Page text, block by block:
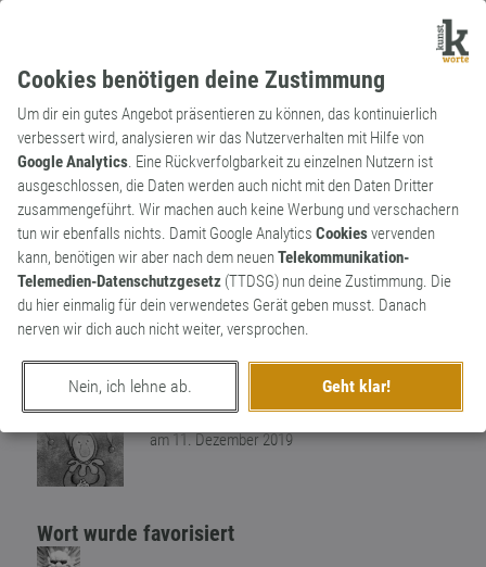
Cookies benötigen deine Zustimmung
Um dir ein gutes Angebot präsentieren zu können, das kontinuierlich
verbessert wird, analysieren wir das Nutzerverhalten mit Hilfe von
Google Analytics. Eine Rückverfolgbarkeit zu einzelnen Nutzern ist
ausgeschlossen, die Daten werden auch nicht mit den Daten Dritter
zusammengeführt. Wir machen auch keine Werbung und verschachern
tun wir ebenfalls nichts. Damit Google Analytics Cookiesvervenden
kann, benötigen wir aber nach dem neuenTelekommunikation-
Telemedien-Datenschutzgesetz (TTDSG) nun deine Zustimmung. Die
du hier einmalig für dein verwendetes Gerät geben musst. Danach
nerven wir dich auch nicht weiter, versprochen.
Nein, ich lehne ab. Geht klar!
Archaismus
Verb
dräuen
drohen,Böses ankündigen "Trotz des
lichten Tages dräuen am Horizont dunkle
Wolken heran " Ein wirkliches "Uralt"-Wort
erschaffen von
am 11. Dezember 2019
Wort wurde favorisiert